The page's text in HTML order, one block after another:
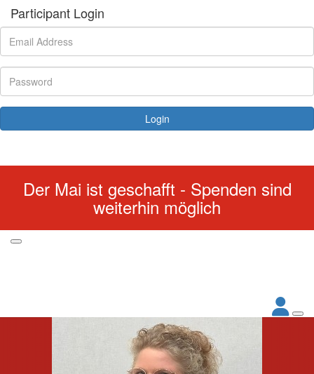
Participant Login
Login
Der Mai ist geschafft - Spenden sind
weiterhin möglich